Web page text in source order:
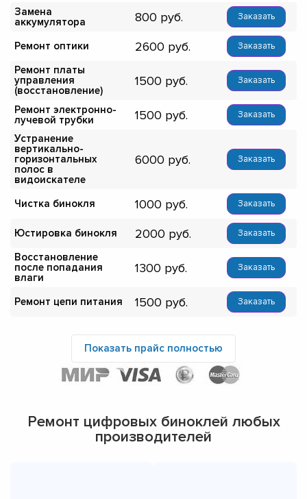
Замена
аккумулятора
800 Заказать
Ремонт оптики 2600 Заказать
Ремонт платы
управления
(восстановление)
1500 Заказать
Ремонт электронно-
лучевой трубки
1500 Заказать
Устранение
вертикально-
горизонтальных
полос в
видоискателе
6000 Заказать
Чистка бинокля 1000 Заказать
Юстировка бинокля 2000 Заказать
Восстановление
после попадания
влаги
1300 Заказать
Ремонт цепи питания 1500 Заказать
Показать прайс полностью
Ремонт цифровых биноклей любых
производителей